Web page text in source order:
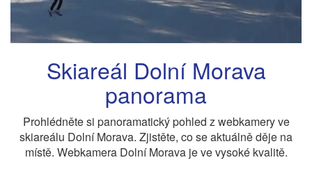
Skiareál Dolní Morava
panorama
Prohlédněte si panoramatický pohled z webkamery ve
skiareálu Dolní Morava. Zjistěte, co se aktuálně děje na
místě. Webkamera Dolní Morava je ve vysoké kvalitě.